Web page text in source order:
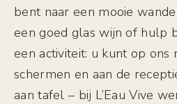
bent naar een mooie
een goed glas wijn of hulp
een activiteit: u kunt op ons
schermen en aan de
aan tafel – bij L’Eau Vive